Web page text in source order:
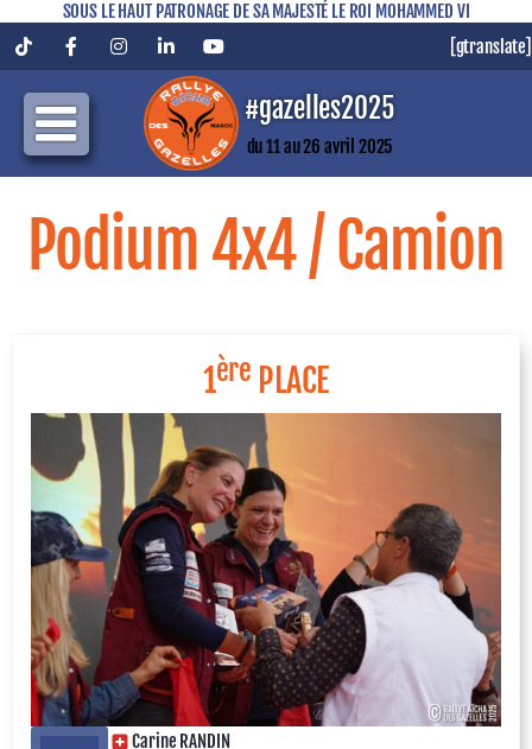
SOUS LE HAUT PATRONAGE DE SA MAJESTÉ LE ROI MOHAMMED VI
TiktokFacebookInstagramLinkedInYouTube [gtranslate]
#gazelles2025
du 11 au 26 avril 2025
Podium 4x4 / Camion
1ère PLACE
Carine RANDIN